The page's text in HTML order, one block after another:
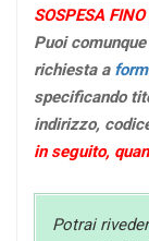
SOSPESA
Puoi
richiesta a
specificando
indirizzo,
in seguito,
Potrai